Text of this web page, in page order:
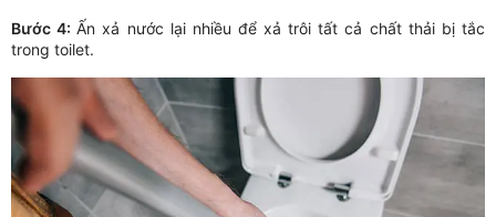
Bước 4:Ấn xả nước lại nhiều để xả trôi tất cả chất thải bị tắc
trong toilet.